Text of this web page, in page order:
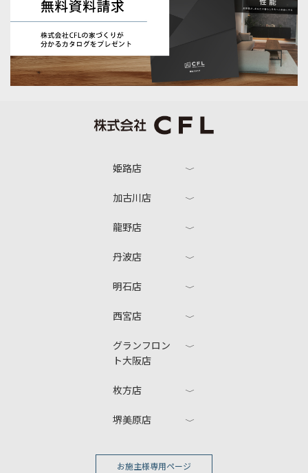
姫路店
加古川店
龍野店
丹波店
明石店
西宮店
グランフロン
ト大阪店
枚方店
堺美原店
お施主様専用ページ